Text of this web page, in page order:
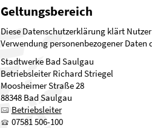
Geltungsbereich
Diese Datenschutzerklärung klärt
Verwendung personenbezogener
Stadtwerke Bad Saulgau
Betriebsleiter Richard Striegel
Moosheimer Straße 28
88348 Bad Saulgau
Betriebsleiter
07581 506-100